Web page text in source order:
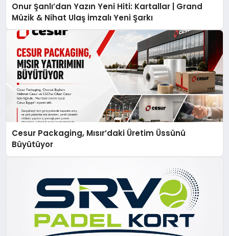
Onur Şanlı’dan Yazın Yeni Hiti: Kartallar | Grand
Müzik & Nihat Ulaş İmzalı Yeni Şarkı
Cesur Packaging, Mısır’daki Üretim Üssünü
Büyütüyor